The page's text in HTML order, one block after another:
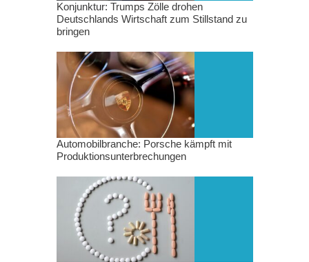
Konjunktur: Trumps Zölle drohen
Deutschlands Wirtschaft zum Stillstand zu
bringen
Automobilbranche: Porsche kämpft mit
Produktionsunterbrechungen